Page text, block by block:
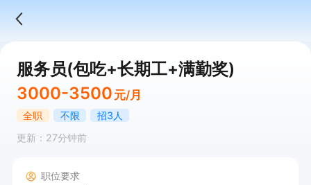
服务员(包吃+长期工+满勤奖)
3000-3500 元/月
全职 不限
招3人
更新：27分钟前
职位要求